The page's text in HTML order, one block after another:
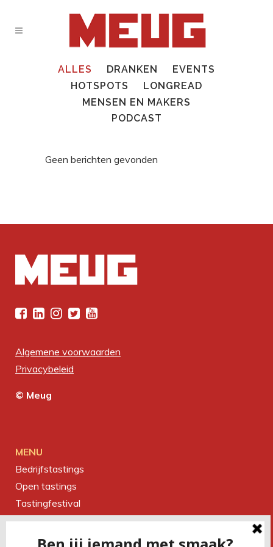
ALLES DRANKEN
EVENTS
HOTSPOTS
LONGREAD
MENSEN EN MAKERS
PODCAST
Geen berichten gevonden
Algemene voorwaarden
Privacybeleid
© Meug
MENU
Bedrijfstastings
Open tastings
Tastingfestival
Magazine
Over ons